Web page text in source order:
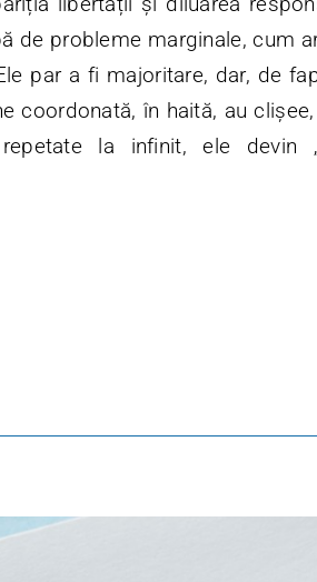
de probleme marginale, cum
par a fi majoritare, dar, de
coordonată, în haită, au
la infinit, ele devin